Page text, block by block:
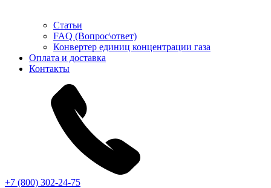
Статьи
FAQ (Вопрос\ответ)
Конвертер единиц концентрации газа
Оплата и доставка
Контакты
+7 (800) 302-24-75